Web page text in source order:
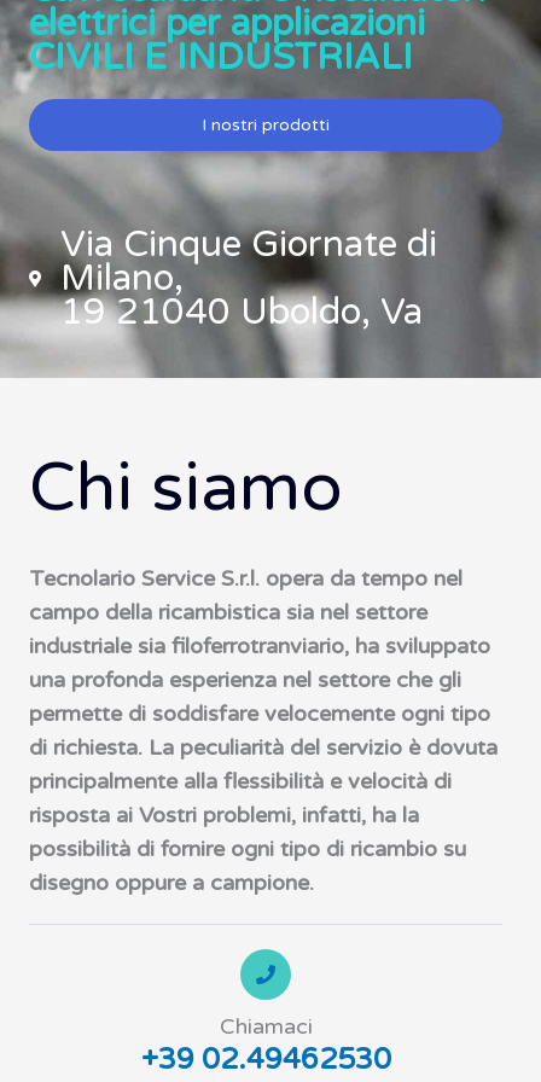
elettrici per applicazioni
CIVILI E INDUSTRIALI
I nostri prodotti
Via Cinque Giornate di
Milano,
19 21040 Uboldo, Va
Chi siamo
Tecnolario Service S.r.l. opera da tempo nel
campo della ricambistica sia nel settore
industriale sia filoferrotranviario, ha sviluppato
una profonda esperienza nel settore che gli
permette di soddisfare velocemente ogni tipo
di richiesta. La peculiarità del servizio è dovuta
principalmente alla flessibilità e velocità di
risposta ai Vostri problemi, infatti, ha la
possibilità di fornire ogni tipo di ricambio su
disegno oppure a campione.
Chiamaci
+39 02.49462530